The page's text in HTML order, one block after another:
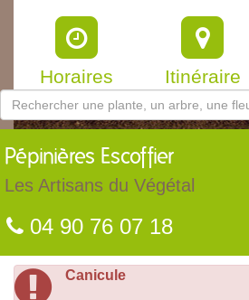
Horaires Itinéraire
Pépinières Escoffier
Les Artisans du Végétal
04 90 76 07 18
Canicule